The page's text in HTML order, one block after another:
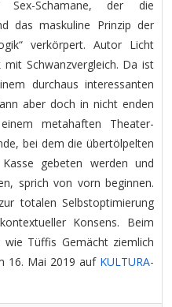
Sex-Schamane, der die
das maskuline Prinzip der
verkörpert. Autor Licht
Schwanzvergleich. Da ist
durchaus interessanten
aber doch in nicht enden
metahaften Theater-
bei dem die übertölpelten
gebeten werden und
sprich von vorn beginnen.
totalen Selbstoptimierung
Konsens. Beim
Tüffis Gemächt ziemlich
16. Mai 2019 auf KULTURA-